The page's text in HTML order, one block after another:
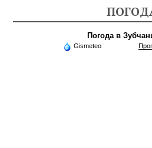
Погода в
Gismeteo